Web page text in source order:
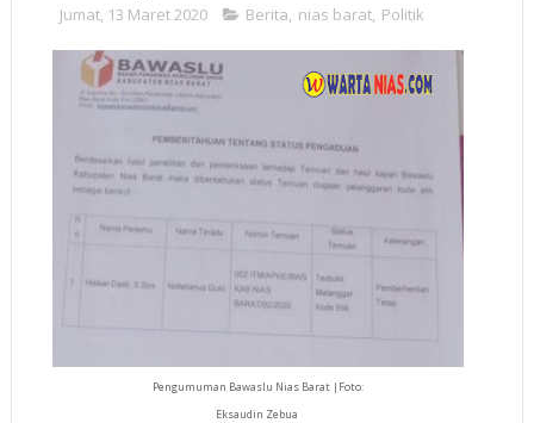
Jumat, 13 Maret 2020 Berita, nias barat, Politik
Pengumuman Bawaslu Nias Barat |Foto:
Eksaudin Zebua